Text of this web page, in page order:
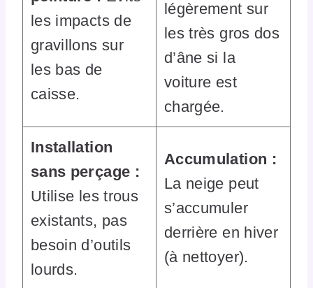
les impacts de
gravillons sur
les bas de
caisse.
légèrement sur
les très gros dos
d’âne si la
voiture est
chargée.
Installation
sans perçage :
Utilise les trous
existants, pas
besoin d’outils
lourds.
Accumulation :
La neige peut
s’accumuler
derrière en hiver
(à nettoyer).